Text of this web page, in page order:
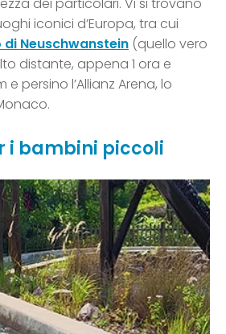
dei particolari. Vi si trovano
iconici d’Europa, tra cui
di Neuschwanstein (quello vero
distante, appena 1 ora e
persino l’Allianz Arena, lo
i bambini piccoli